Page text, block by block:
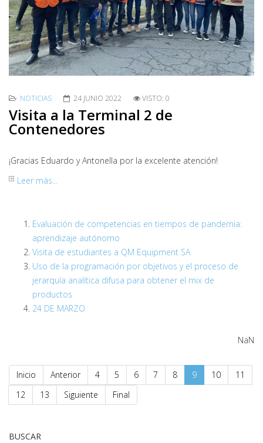
NOTICIAS 24 JUNIO 2022 VISTO: 0
Visita a la Terminal 2 de
Contenedores
¡Gracias Eduardo y Antonella por la excelente atención!
Leer más...
Evaluación de competencias en tiempos de pandemia:
aprendizaje autónomo
Visita de estudiantes a QM Equipment SA
Uso de la programación por objetivos y el proceso de
jerarquía analítica difusa para obtener el mix de
productos
24 DE MARZO
NaN
Inicio Anterior 4 5 6 7 8 9 10
11
12
13 Siguiente Final
BUSCAR